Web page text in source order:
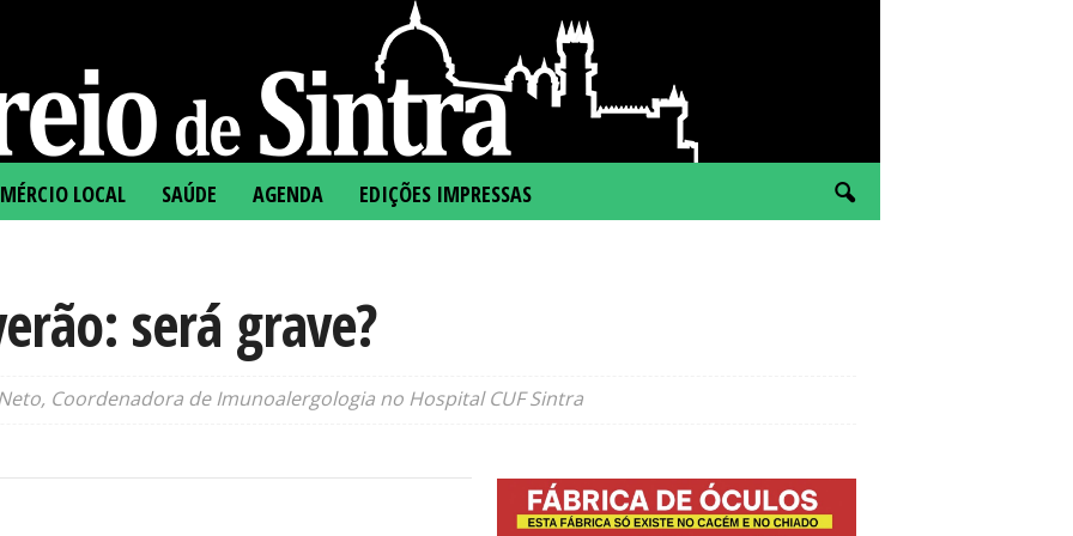
LOCAL SAÚDE AGENDA EDIÇÕES IMPRESSAS
será grave?
Coordenadora de Imunoalergologia no Hospital CUF Sintra